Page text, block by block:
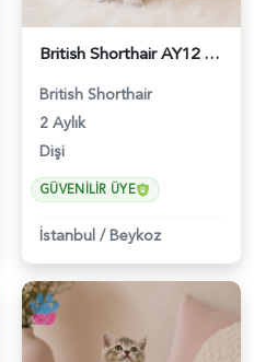
British Shorthair AY12 Güzel Kızımız - 6349
British Shorthair
2 Aylık
Dişi
GÜVENILIR ÜYE
İstanbul /Beykoz